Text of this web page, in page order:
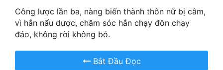
Linh Dị
Làm Giàu
Công lược lần ba, nàng biến thành thôn nữ bị câm,
vì hắn nấu dược, chăm sóc hắn chạy đôn chạy
đáo, không rời không bỏ.
Bắt Đầu Đọc